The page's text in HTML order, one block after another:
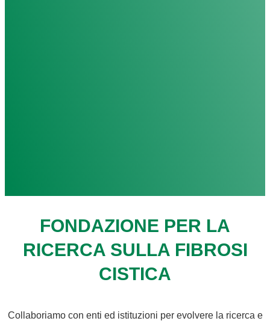
FONDAZIONE PER LA
RICERCA SULLA FIBROSI
CISTICA
Collaboriamo con enti ed istituzioni per evolvere la ricerca e